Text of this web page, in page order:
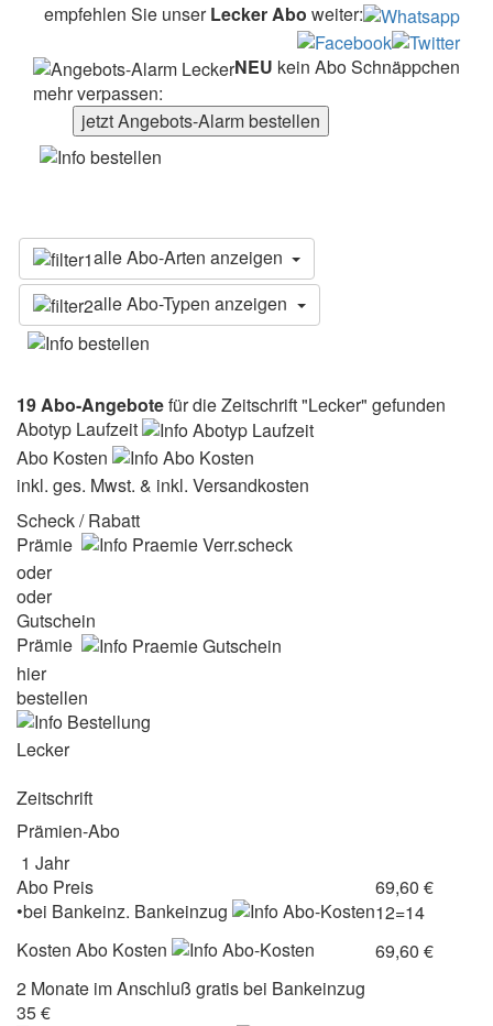
empfehlen Sie unserLecker Abo weiter:
NEU kein Abo Schnäppchen
mehr verpassen:
jetzt Angebots-Alarm bestellen
alle Abo-Arten anzeigen
alle Abo-Typen anzeigen
19 Abo-Angebotefür die Zeitschrift "Lecker" gefunden
Abotyp Laufzeit
Abo Kosten
inkl. ges. Mwst. & inkl. Versandkosten
Scheck / Rabatt
Prämie
oder
oder
Gutschein
Prämie
hier
bestellen
Lecker
Zeitschrift
Prämien-Abo
1 Jahr
Abo Preis
69,60 €
•bei Bankeinz. Bankeinzug
12=14
Kosten Abo Kosten
69,60 €
2 Monate im Anschluß gratis bei Bankeinzug
35 €